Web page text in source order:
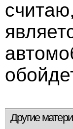
Другие